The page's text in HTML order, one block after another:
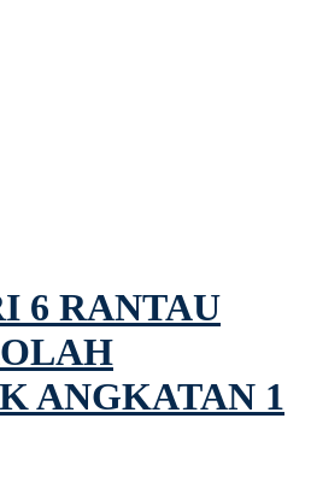
6 RANTAU
ANGKATAN 1